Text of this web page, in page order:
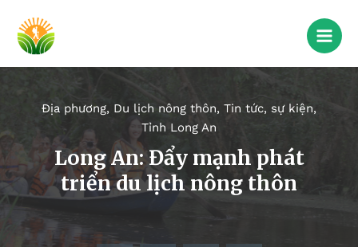
Địa phương, Du lịch nông thôn, Tin tức, sự kiện,
Tỉnh Long An
Long An: Đẩy mạnh phát
triển du lịch nông thôn